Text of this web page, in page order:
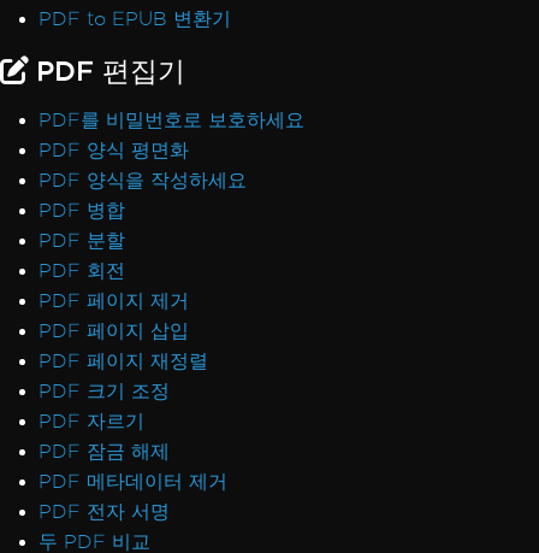
PDF to EPUB 변환기
PDF 편집기
PDF를 비밀번호로 보호하세요
PDF 양식 평면화
PDF 양식을 작성하세요
PDF 병합
PDF 분할
PDF 회전
PDF 페이지 제거
PDF 페이지 삽입
PDF 페이지 재정렬
PDF 크기 조정
PDF 자르기
PDF 잠금 해제
PDF 메타데이터 제거
PDF 전자 서명
두 PDF 비교